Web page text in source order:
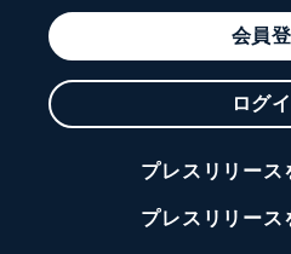
会員
ログ
プレスリリース
プレスリリース